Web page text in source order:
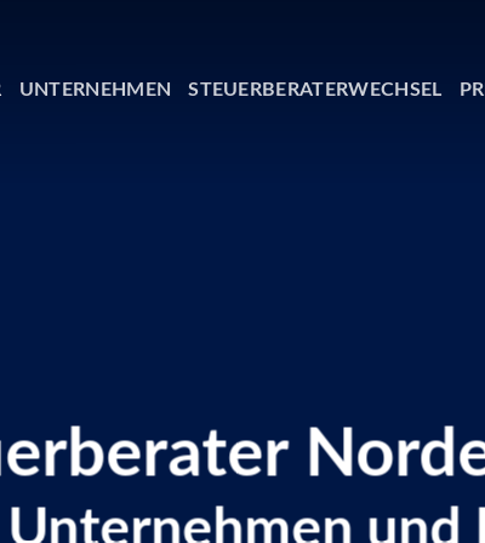
UNTERNEHMEN STEUERBERATERWECHSEL
und